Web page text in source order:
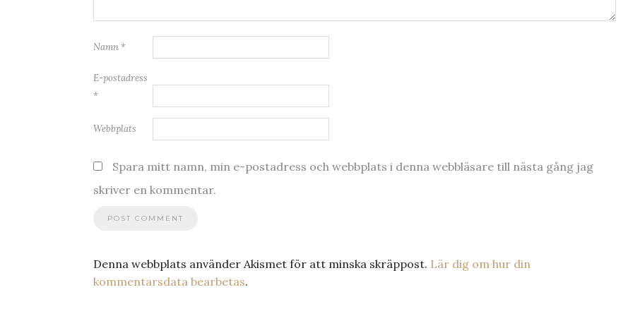
Namn *
E-postadress
*
Webbplats
Spara mitt namn, min e-postadress och webbplats i denna webbläsare till nästa gång jag
skriver en kommentar.
Denna webbplats använder Akismet för att minska skräppost. Lär dig om hur din
kommentarsdata bearbetas.